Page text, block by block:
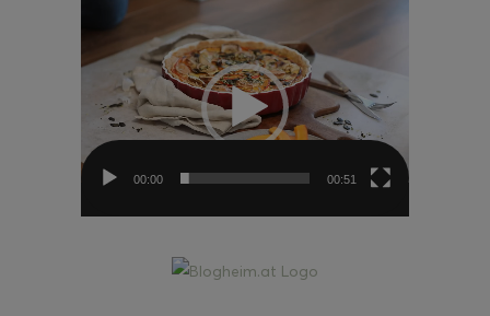
Video-
00:00 00:51